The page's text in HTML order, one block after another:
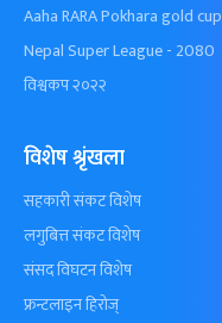
Aaha RARA Pokhara gold cup
Nepal Super League - 2080
विश्वकप २०२२
विशेष श्रृंखला
सहकारी संकट विशेष
लगुबित्त संकट विशेष
संसद विघटन विशेष
फ्रन्टलाइन हिरोज्